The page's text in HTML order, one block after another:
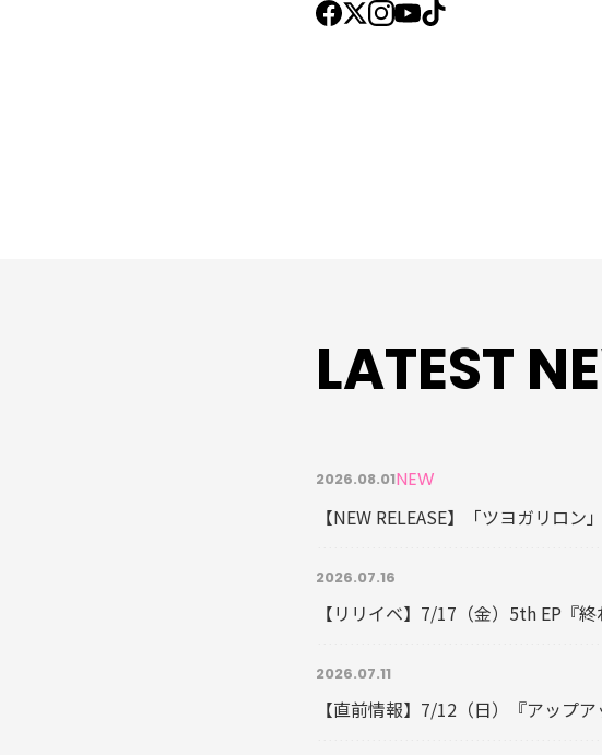
LATEST
2026.08.01NEW
【NEW RELEASE】「ツヨガリロン」
2026.07.16
【リリイベ】7/17（金）5th EP『
2026.07.11
【直前情報】7/12（日）『アップ